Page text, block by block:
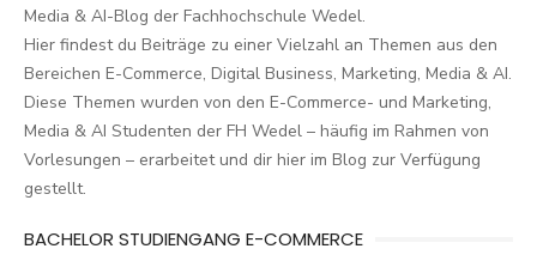
Media & AI-Blog der Fachhochschule Wedel.
Hier findest du Beiträge zu einer Vielzahl an Themen aus den
Bereichen E-Commerce, Digital Business, Marketing, Media & AI.
Diese Themen wurden von den E-Commerce- und Marketing,
Media & AI Studenten der FH Wedel – häufig im Rahmen von
Vorlesungen – erarbeitet und dir hier im Blog zur Verfügung
gestellt.
BACHELOR STUDIENGANG E-COMMERCE